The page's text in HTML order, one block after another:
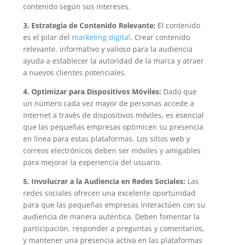
contenido según sus intereses.
3. Estrategia de Contenido Relevante: El contenido
es el pilar del marketing digital. Crear contenido
relevante, informativo y valioso para la audiencia
ayuda a establecer la autoridad de la marca y atraer
a nuevos clientes potenciales.
4. Optimizar para Dispositivos Móviles: Dado que
un número cada vez mayor de personas accede a
Internet a través de dispositivos móviles, es esencial
que las pequeñas empresas optimicen su presencia
en línea para estas plataformas. Los sitios web y
correos electrónicos deben ser móviles y amigables
para mejorar la experiencia del usuario.
5. Involucrar a la Audiencia en Redes Sociales: Las
redes sociales ofrecen una excelente oportunidad
para que las pequeñas empresas interactúen con su
audiencia de manera auténtica. Deben fomentar la
participación, responder a preguntas y comentarios,
y mantener una presencia activa en las plataformas